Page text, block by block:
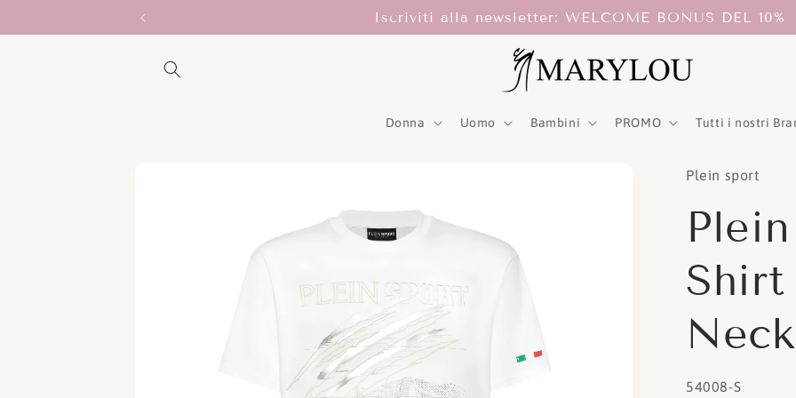
ai contenuti
Iscriviti alla newsletter: WELCOME BONUS DEL 10%
Donna Uomo Bambini PROMO Tutti i nostri
Plein sport
Shirt
SKU:
54008-S